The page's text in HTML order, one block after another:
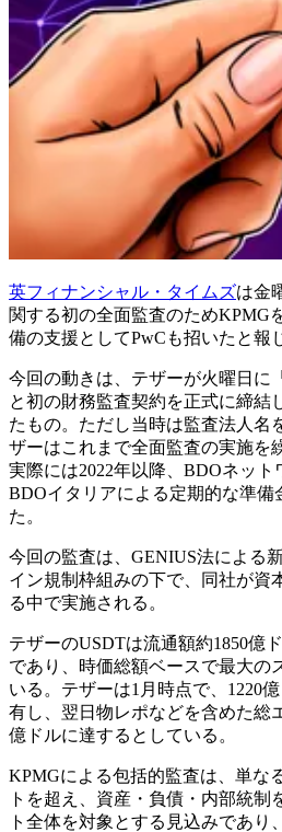
英フィナンシャル・タイムズは金
関する初の全面監査のためKPMG
備の支援としてPwCも招いたと報
今回の動きは、テザーが火曜日に
と初の財務監査契約を正式に締結
たもの。ただし当時は監査法人名
ザーはこれまで全面監査の実施を
実際には2022年以降、BDOネット
BDOイタリアによる定期的な準備
た。
今回の監査は、GENIUS法による
イン規制枠組みの下で、同社が資
る中で実施される。
テザーのUSDTは流通額約1850億
であり、時価総額ベースで最大の
いる。テザーは1月時点で、1220
有し、翌日物レポなどを含めた総
億ドルに達するとしている。
KPMGによる包括的監査は、単な
トを超え、資産・負債・内部統制
ト全体を対象とする見込みであり